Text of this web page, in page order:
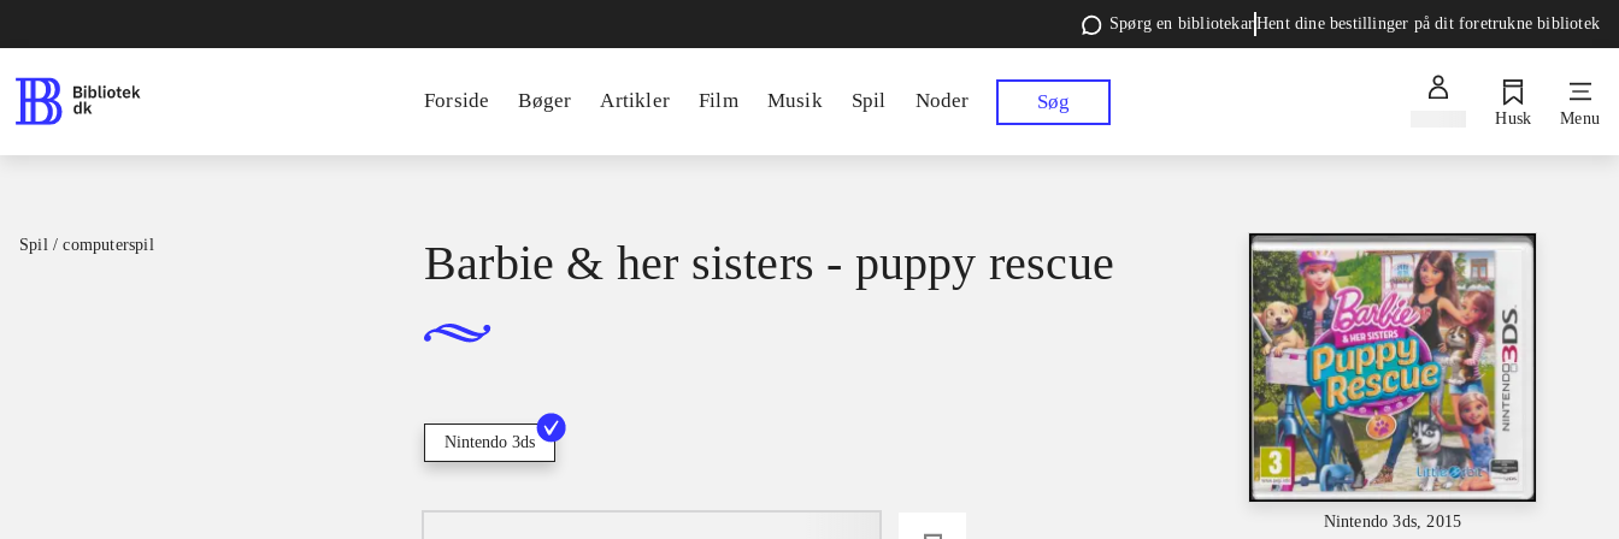
Spørg en bibliotekarHent dine bestillinger på dit foretrukne bibliotek
Forside Bøger Artikler Film Musik Spil Noder Søg
Husk Menu
Spil / computerspil
Nintendo 3ds, 2015
Barbie & her sisters - puppy rescue
Nintendo 3ds